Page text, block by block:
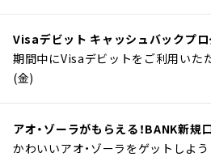
Visaデビット キャッシュバックプ
期間中にVisaデビットをご利用いた
(金)
アオ・ゾーラがもらえる！BANK新規
かわいいアオ・ゾーラをゲットしよ